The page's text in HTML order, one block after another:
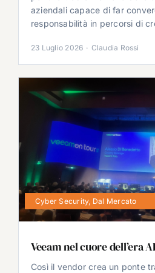
aziendali capace di far
responsabilità in percorsi di
23 Luglio 2026 · Claudia Rossi
Cyber Security, Dal Mercato
Veeam nel cuore dell’era AI
Così il vendor crea un ponte